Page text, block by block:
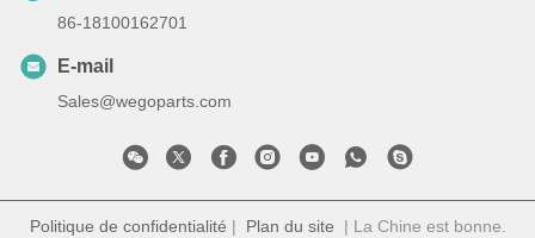
86-18100162701
E-mail
Sales@wegoparts.com
Politique de confidentialité | Plan du site | La Chine est bonne.